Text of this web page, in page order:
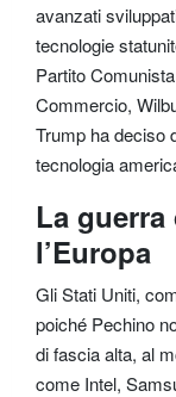
avanzati
tecnologie
Partito
Commercio,
Trump ha deciso
tecnologia
La
l’Europa
Gli Stati Uniti,
poiché Pechino
di fascia alta, al
come Intel,